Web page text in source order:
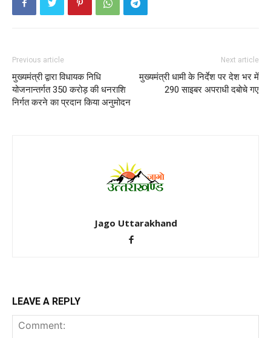
Previous article
मुख्यमंत्री द्वारा विधायक निधि
योजनान्तर्गत 350 करोड़ की धनराशि
निर्गत करने का प्रदान किया अनुमोदन
Next article
मुख्यमंत्री धामी के निर्देश पर देश भर में
290 साइबर अपराधी दबोचे गए
Jago Uttarakhand
LEAVE A REPLY